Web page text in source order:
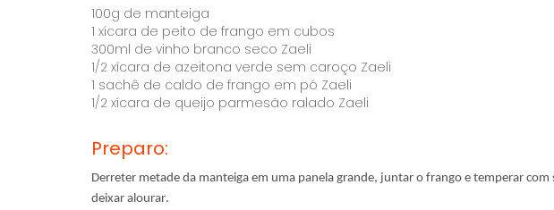
100g de manteiga
1 xícara de peito de frango em cubos
300ml de vinho branco seco Zaeli
1/2 xícara de azeitona verde sem caroço Zaeli
1 sachê de caldo de frango em pó Zaeli
1/2 xícara de queijo parmesão ralado Zaeli
Preparo:
Derreter metade da manteiga em uma panela grande, juntar o frango e temperar
deixar alourar.